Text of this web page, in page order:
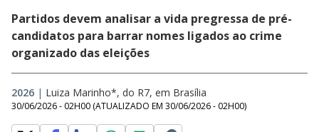
Partidos devem analisar a vida pregressa de pré-
candidatos para barrar nomes ligados ao crime
organizado das eleições
2026 | Luiza Marinho*, do R7, em Brasília
30/06/2026 - 02H00 (ATUALIZADO EM 30/06/2026 - 02H00)